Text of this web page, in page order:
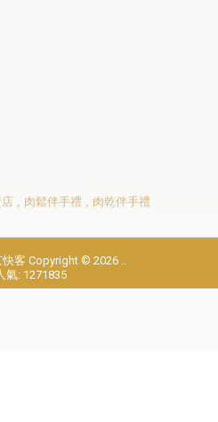
肉鬆伴手禮 肉乾伴手禮
客 Copyright © 2026 ..
氣: 1271835